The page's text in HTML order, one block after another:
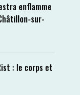
enflamme
sur-
: le corps et